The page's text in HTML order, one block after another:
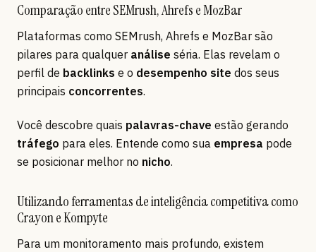
Comparação entre SEMrush, Ahrefs e MozBar
Plataformas como SEMrush, Ahrefs e MozBar são
pilares para qualquer análise séria. Elas revelam o
perfil de backlinks e o desempenho site dos seus
principais concorrentes.
Você descobre quais palavras-chave estão gerando
tráfego para eles. Entende como sua empresa pode
se posicionar melhor no nicho.
Utilizando ferramentas de inteligência competitiva como
Crayon e Kompyte
Para um monitoramento mais profundo, existem